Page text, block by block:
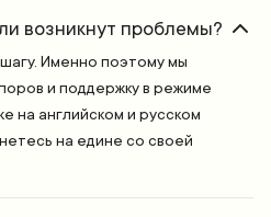
возникнут проблемы?
Именно поэтому мы
и поддержку в режиме
на английском и русском
на едине со своей